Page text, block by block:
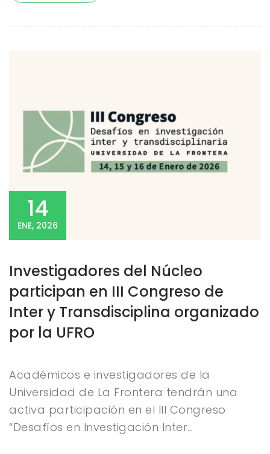
14
ENE, 2026
Investigadores del Núcleo
participan en III Congreso de
Inter y Transdisciplina organizado
por la UFRO
Académicos e investigadores de la
Universidad de La Frontera tendrán una
activa participación en el III Congreso
“Desafíos en Investigación Inter…